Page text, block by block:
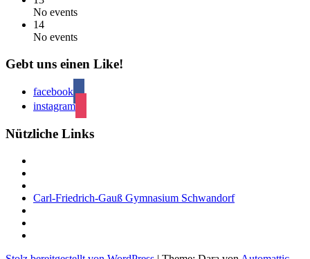
No events
14
No events
Gebt uns einen Like!
facebook
instagram
Nützliche Links
Carl-Friedrich-Gauß Gymnasium Schwandorf